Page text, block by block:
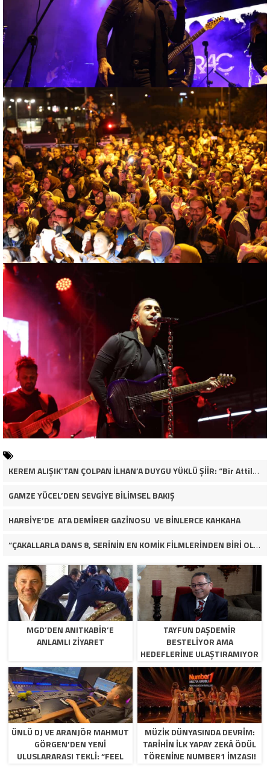
KEREM ALIŞIK’TAN ÇOLPAN İLHAN’A DUYGU YÜKLÜ ŞİİR: “Bir Attila İlhan şiirinden çıkmıştı sanki”
GAMZE YÜCEL’DEN SEVGİYE BİLİMSEL BAKIŞ
HARBİYE’DE ATA DEMİRER GAZİNOSU VE BİNLERCE KAHKAHA
“ÇAKALLARLA DANS 8, SERİNİN EN KOMİK FİLMLERİNDEN BİRİ OLUYOR”
MGD’DEN ANITKABİR’E
ANLAMLI ZİYARET
TAYFUN DAŞDEMIR
BESTELIYOR AMA
HEDEFLERINE ULAŞTIRAMIYOR
ÜNLÜ DJ VE ARANJÖR MAHMUT
GÖRGEN’DEN YENI
ULUSLARARASI TEKLI: “FEEL
MÜZİK DÜNYASINDA DEVRİM:
TARİHİN İLK YAPAY ZEKÂ ÖDÜL
TÖRENİNE NUMBER1 İMZASI!